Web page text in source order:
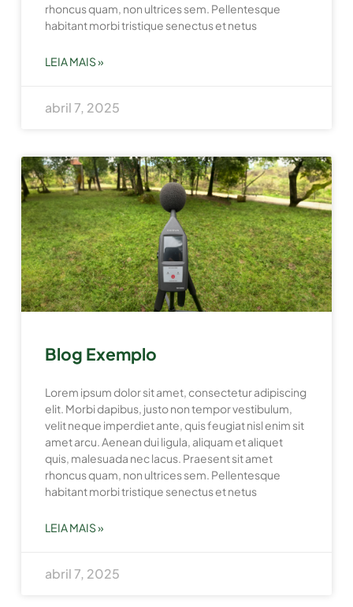
rhoncus quam, non ultrices sem. Pellentesque
habitant morbi tristique senectus et netus
LEIA MAIS »
abril 7, 2025
Blog Exemplo
Lorem ipsum dolor sit amet, consectetur adipiscing
elit. Morbi dapibus, justo non tempor vestibulum,
velit neque imperdiet ante, quis feugiat nisl enim sit
amet arcu. Aenean dui ligula, aliquam et aliquet
quis, malesuada nec lacus. Praesent sit amet
rhoncus quam, non ultrices sem. Pellentesque
habitant morbi tristique senectus et netus
LEIA MAIS »
abril 7, 2025